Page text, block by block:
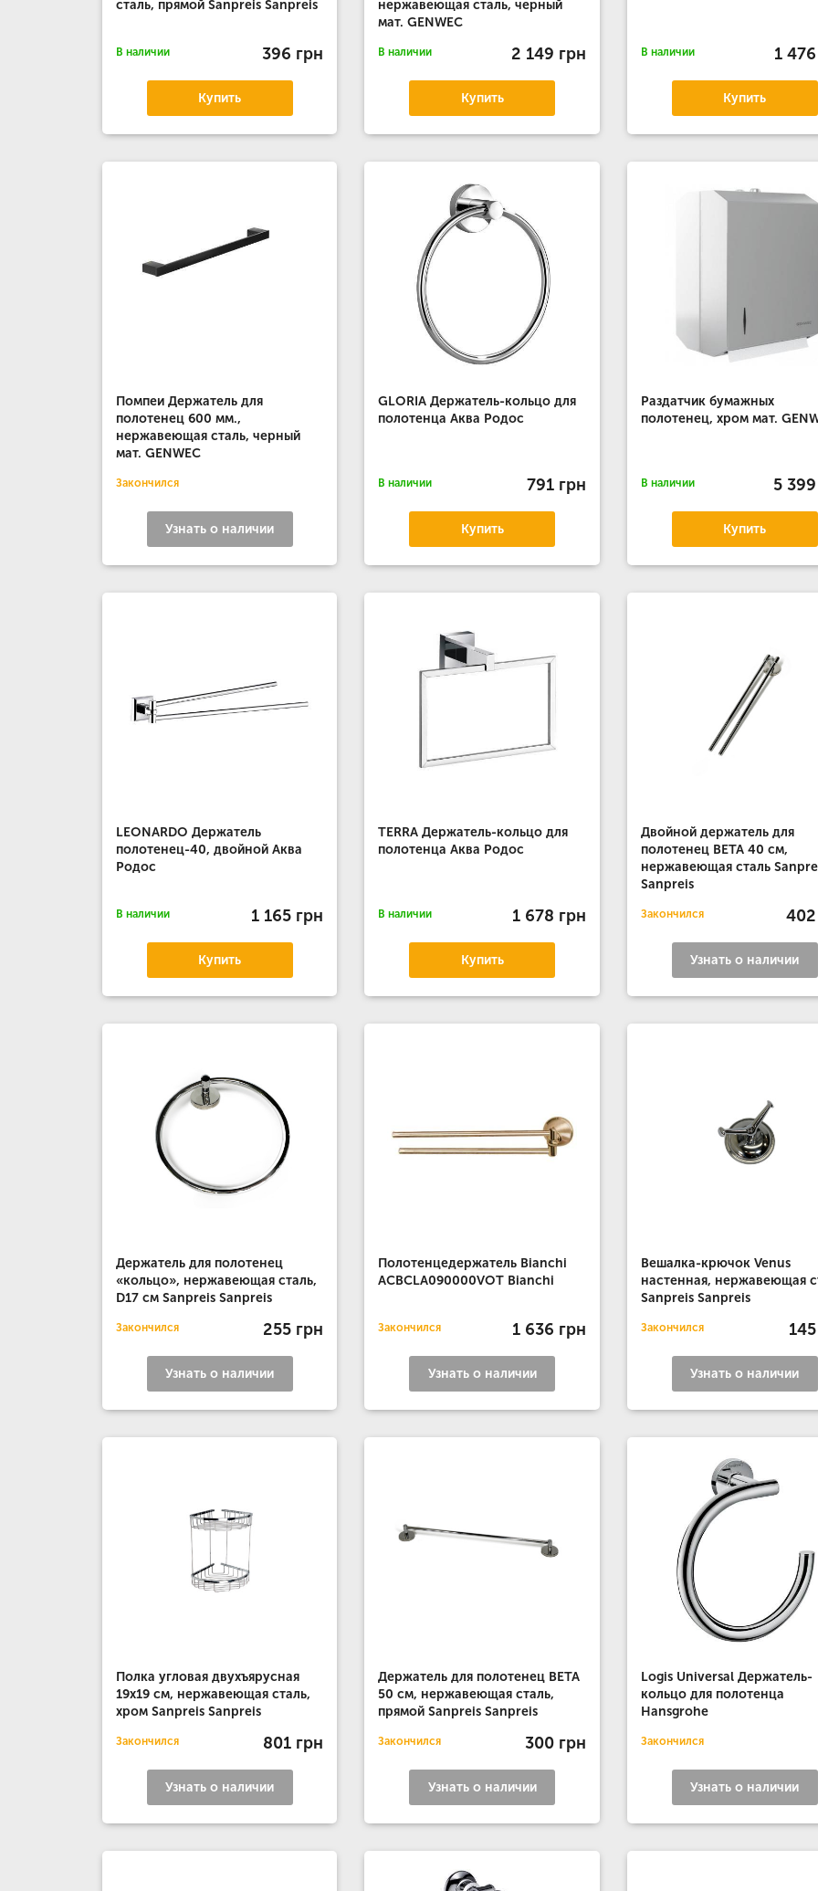
сталь, прямой Sanpreis Sanpreis
В наличии 396 грн
Купить
нержавеющая сталь, черный
мат. GENWEC
В наличии 2 149 грн
Купить
В наличии 1
Купить
Помпеи Держатель для
полотенец 600 мм.,
нержавеющая сталь, черный
мат. GENWEC
Закончился
Узнать о наличии
GLORIA Держатель-кольцо для
полотенца Аква Родос
В наличии 791 грн
Купить
Раздатчик бумажных
полотенец, хром мат.
В наличии 5
Купить
LEONARDO Держатель
полотенец-40, двойной Аква
Родос
В наличии 1 165 грн
Купить
TERRA Держатель-кольцо для
полотенца Аква Родос
В наличии 1 678 грн
Купить
Двойной держатель для
полотенец BETA 40 см,
нержавеющая сталь
Sanpreis
Закончился
Узнать о наличии
Держатель для полотенец
«кольцо», нержавеющая сталь,
D17 см Sanpreis Sanpreis
Закончился 255 грн
Узнать о наличии
Полотенцедержатель Bianchi
ACBCLA090000VOT Bianchi
Закончился 1 636 грн
Узнать о наличии
Вешалка-крючок Venus
настенная, нержавеющая
Sanpreis Sanpreis
Закончился
Узнать о наличии
Полка угловая двухъярусная
19х19 см, нержавеющая сталь,
хром Sanpreis Sanpreis
Закончился 801 грн
Узнать о наличии
Держатель для полотенец BETA
50 см, нержавеющая сталь,
прямой Sanpreis Sanpreis
Закончился 300 грн
Узнать о наличии
Logis Universal Держатель-
кольцо для полотенца
Hansgrohe
Закончился
Узнать о наличии